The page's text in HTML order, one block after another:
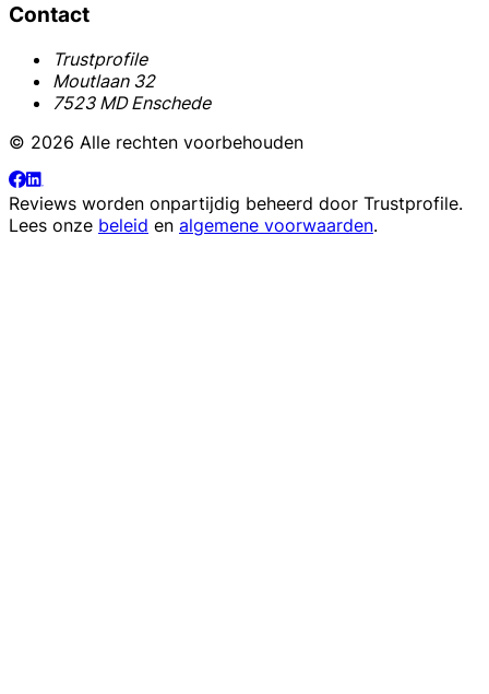
Contact
Trustprofile
Moutlaan 32
7523 MD Enschede
© 2026 Alle rechten voorbehouden
Reviews worden onpartijdig beheerd door Trustprofile.
Lees onze beleid en algemene voorwaarden.